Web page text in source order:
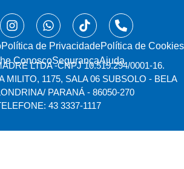
Política de PrivacidadePolítica de Cookies
ConoscoSegurançaAjuda
LTDA -CNPJ 10.519.294/0001-16.
MILITO, 1175, SALA 06 SUBSOLO - BELA
PARANÁ - 86050-270
43 3337-1117